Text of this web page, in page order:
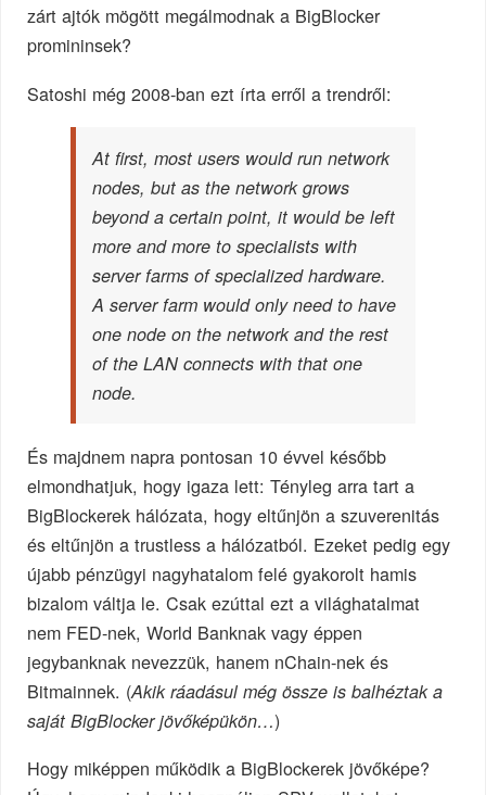
zárt ajtók mögött megálmodnak a BigBlocker
promininsek?
Satoshi még 2008-ban ezt írta erről a trendről:
At first, most users would run network
nodes, but as the network grows
beyond a certain point, it would be left
more and more to specialists with
server farms of specialized hardware.
A server farm would only need to have
one node on the network and the rest
of the LAN connects with that one
node.
És majdnem napra pontosan 10 évvel később
elmondhatjuk, hogy igaza lett: Tényleg arra tart a
BigBlockerek hálózata, hogy eltűnjön a szuverenitás
és eltűnjön a trustless a hálózatból. Ezeket pedig egy
újabb pénzügyi nagyhatalom felé gyakorolt hamis
bizalom váltja le. Csak ezúttal ezt a világhatalmat
nem FED-nek, World Banknak vagy éppen
jegybanknak nevezzük, hanem nChain-nek és
Bitmainnek. (Akik ráadásul még össze is balhéztak a
saját BigBlocker jövőképükön…)
Hogy miképpen működik a BigBlockerek jövőképe?